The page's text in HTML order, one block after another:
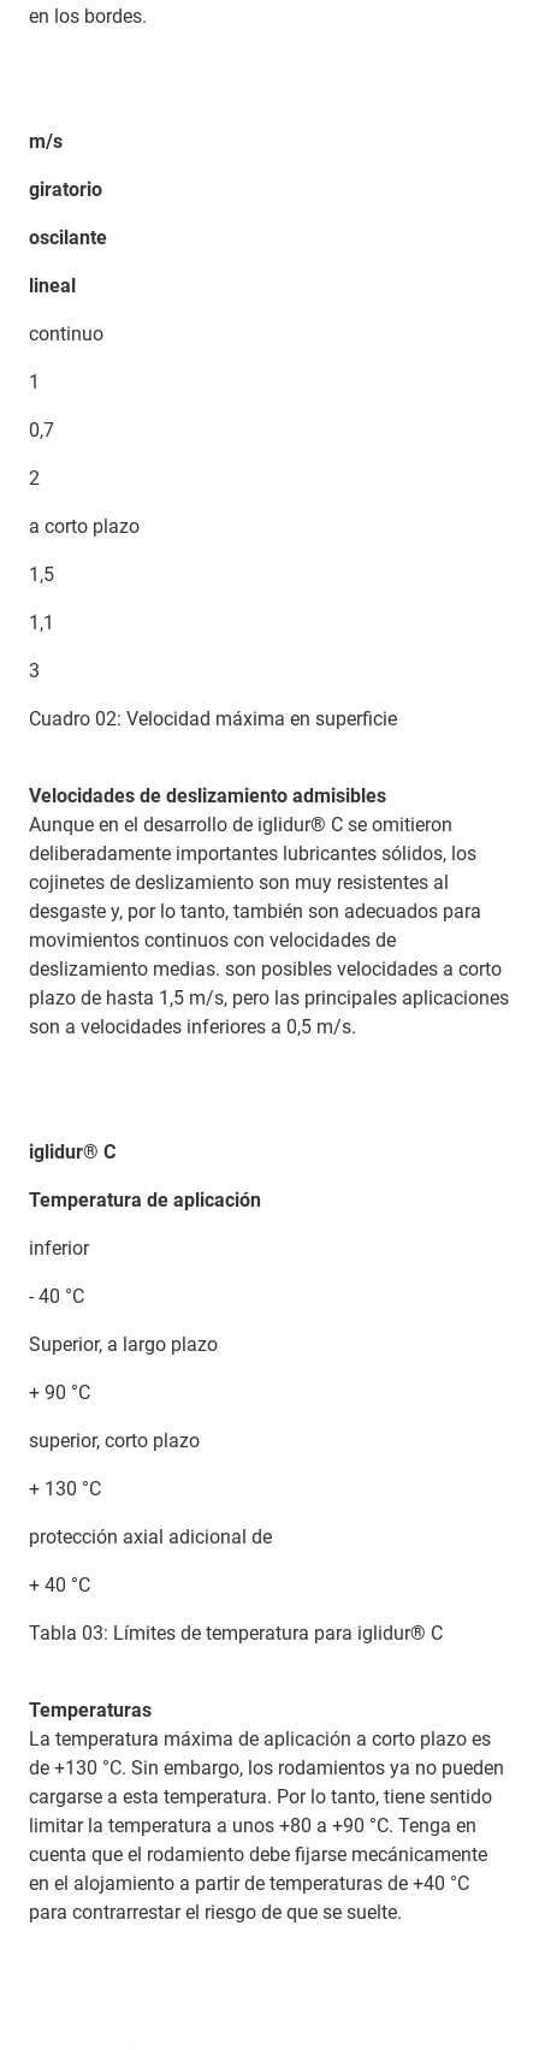
en los bordes.
m/s
giratorio
oscilante
lineal
continuo
1
0,7
2
a corto plazo
1,5
1,1
3
Cuadro 02: Velocidad máxima en superficie
Velocidades de deslizamiento admisibles
Aunque en el desarrollo de iglidur® C se omitieron
deliberadamente importantes lubricantes sólidos, los
cojinetes de deslizamiento son muy resistentes al
desgaste y, por lo tanto, también son adecuados para
movimientos continuos con velocidades de
deslizamiento medias. son posibles velocidades a corto
plazo de hasta 1,5 m/s, pero las principales aplicaciones
son a velocidades inferiores a 0,5 m/s.
iglidur® C
Temperatura de aplicación
inferior
- 40 °C
Superior, a largo plazo
+ 90 °C
superior, corto plazo
+ 130 °C
protección axial adicional de
+ 40 °C
Tabla 03: Límites de temperatura para iglidur® C
Temperaturas
La temperatura máxima de aplicación a corto plazo es
de +130 °C. Sin embargo, los rodamientos ya no pueden
cargarse a esta temperatura. Por lo tanto, tiene sentido
limitar la temperatura a unos +80 a +90 °C. Tenga en
cuenta que el rodamiento debe fijarse mecánicamente
en el alojamiento a partir de temperaturas de +40 °C
para contrarrestar el riesgo de que se suelte.